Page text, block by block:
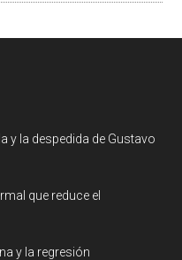
y la despedida de Gustavo
que reduce el
y la regresión